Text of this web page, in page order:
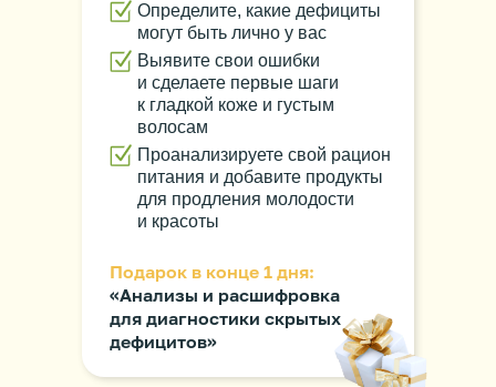
Подарок в конце 1 дня:
«Анализы и расшифровка
для диагностики скрытых
дефицитов»
Проанализируете свой рацион
питания и добавите продукты
для продления молодости
и красоты
Выявите свои ошибки
и сделаете первые шаги
к гладкой коже и густым
волосам
Определите, какие дефициты
могут быть лично у вас